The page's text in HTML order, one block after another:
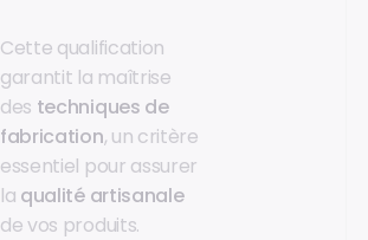
Cette qualification
garantit la maîtrise
des techniques de
fabrication, un critère
essentiel pour assurer
la qualité artisanale
de vos produits.